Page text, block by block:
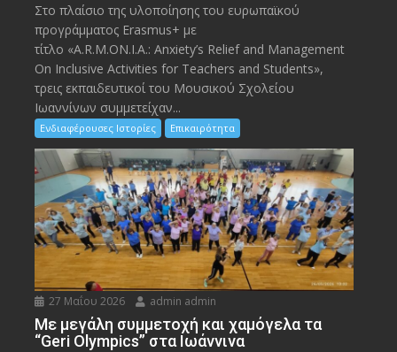
Στο πλαίσιο της υλοποίησης του ευρωπαϊκού
προγράμματος Erasmus+ με
τίτλο «A.R.M.ON.I.A.: Anxiety’s Relief and Management
On Inclusive Activities for Teachers and Students»,
τρεις εκπαιδευτικοί του Μουσικού Σχολείου
Ιωαννίνων συμμετείχαν...
Ενδιαφέρουσες Ιστορίες Επικαιρότητα
27 Μαΐου 2026 admin admin
Με μεγάλη συμμετοχή και χαμόγελα τα
“Geri Olympics” στα Ιωάννινα